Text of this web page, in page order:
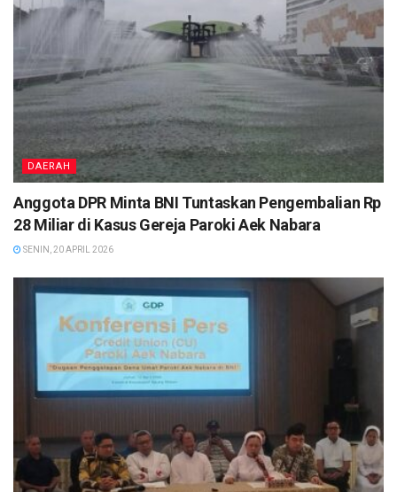
DAERAH
Anggota DPR Minta BNI Tuntaskan Pengembalian Rp
28 Miliar di Kasus Gereja Paroki Aek Nabara
SENIN, 20 APRIL 2026